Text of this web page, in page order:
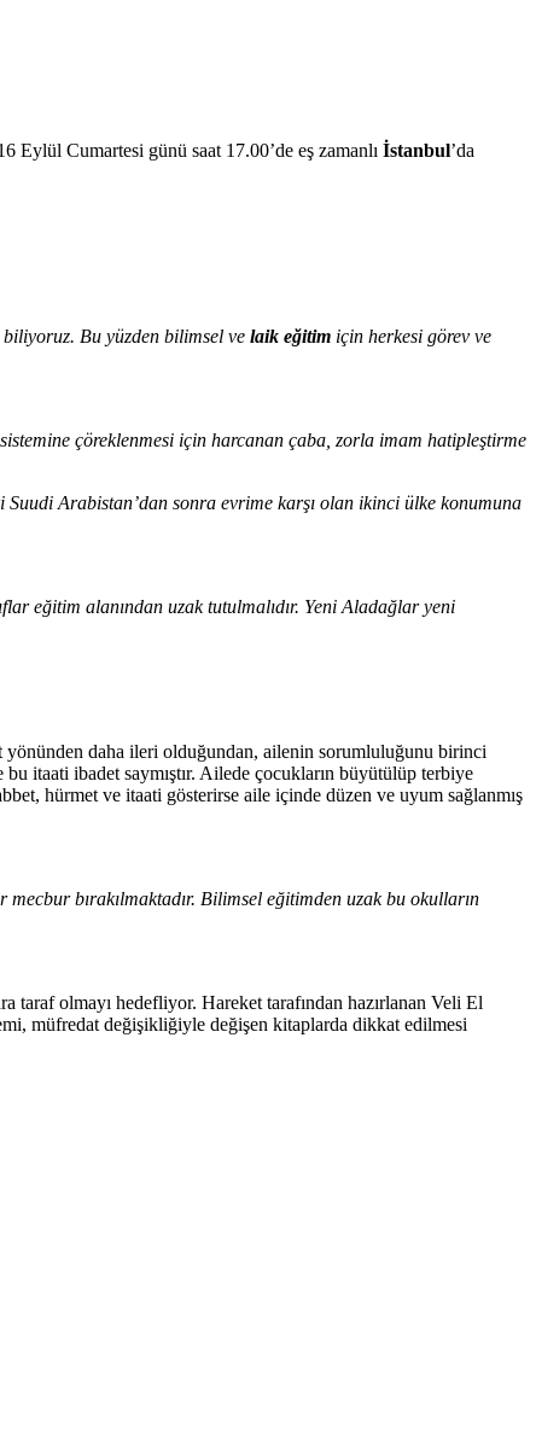
Eylül Cumartesi günü saat 17.00’de eş zamanlı İstanbul’da
Bu yüzden bilimsel ve laik eğitim için herkesi görev ve
çöreklenmesi için harcanan çaba, zorla imam hatipleştirme
Arabistan’dan sonra evrime karşı olan ikinci ülke konumuna
eğitim alanından uzak tutulmalıdır. Yeni Aladağlar yeni
yönünden daha ileri olduğundan, ailenin sorumluluğunu birinci
itaati ibadet saymıştır. Ailede çocukların büyütülüp terbiye
hürmet ve itaati gösterirse aile içinde düzen ve uyum sağlanmış
bırakılmaktadır. Bilimsel eğitimden uzak bu okulların
taraf olmayı hedefliyor. Hareket tarafından hazırlanan Veli El
müfredat değişikliğiyle değişen kitaplarda dikkat edilmesi